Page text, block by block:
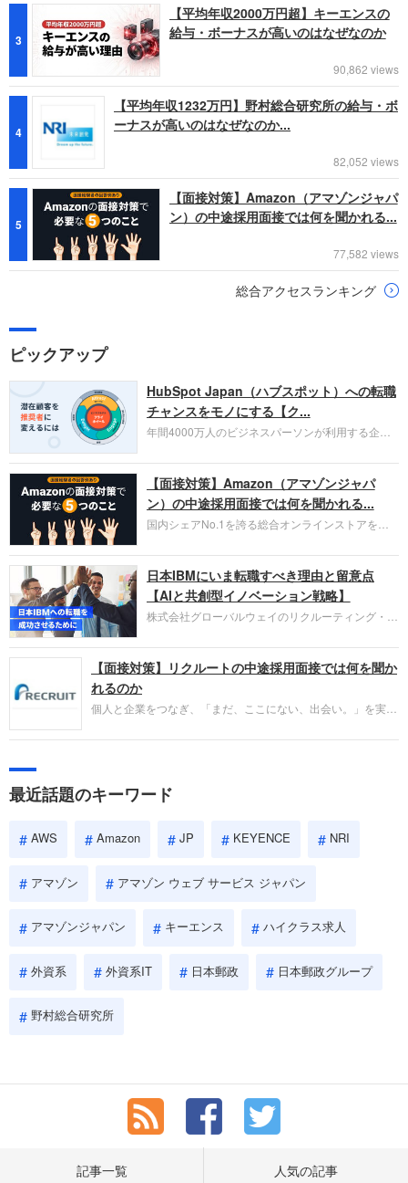
3
【平均年収2000万円超】キーエンスの
給与・ボーナスが高いのはなぜなのか
90,862 views
4
【平均年収1232万円】野村総合研究所の給与・ボ
ーナスが高いのはなぜなのか...
82,052 views
5
【面接対策】Amazon（アマゾンジャパ
ン）の中途採用面接では何を聞かれる...
77,582 views
総合アクセスランキング
ピックアップ
HubSpot Japan（ハブスポット）への転職
チャンスをモノにする【ク...
年間4000万人のビジネスパーソンが利用する企業
お勧めするイチオシ企業をご紹介します。今回はク
ラウド型CRMプラットフォームを提供する
HubSpot Japan（ハブスポット・ジャパン）株式会
社です。採用面接対策の企業研究にご活用くださ
い。
【面接対策】Amazon（アマゾンジャパ
ン）の中途採用面接では何を聞かれる...
国内シェアNo.1を誇る総合オンラインストアを運
圧倒的な存在感を持つAmazon。中途採用面接では
過去の具体的な業務成果やリーダーシップの発揮、
失敗からの学びが重視され、人間性やカルチャーフ
ィットも評価対象となり、長期的に成長できる仲間
であるかを多角的に審査されます。
日本IBMにいま転職すべき理由と留意点
【AIと共創型イノベーション戦略】
株式会社グローバルウェイのリクルーティング・パ
パーソンが利用する企業口コミサイト「キャリコ
ネ」の転職エージェントがお勧めするイチオシ企業
IBMです。採用面接対策の企業研究にご活用くださ
い。
【面接対策】リクルートの中途採用面接では何を聞か
れるのか
個人と企業をつなぎ、「まだ、ここにない、出会い。」を実現
やこれまでの成果を具体的に問われるほか、「人間性」も評価
しょう。
最近話題のキーワード
AWS Amazon JP KEYENCE NRI
アマゾン アマゾン ウェブ サービス ジャパン
アマゾンジャパン キーエンス ハイクラス求人
外資系 外資系IT 日本郵政 日本郵政グループ
野村総合研究所
記事一覧 人気の記事